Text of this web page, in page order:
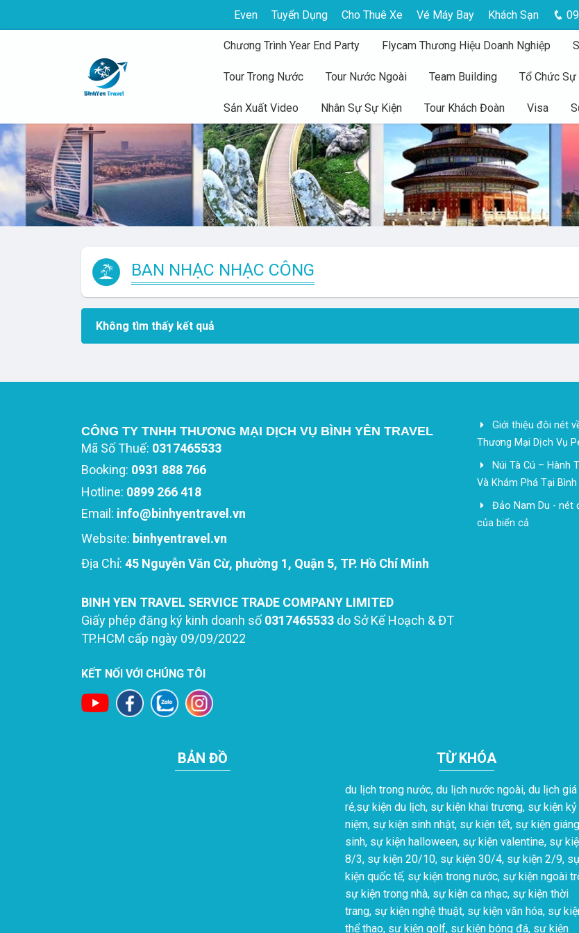
Even Tuyển Dụng Cho Thuê Xe Vé Máy Bay Khách Sạn
Chương Trình Year End Party Flycam Thương Hiệu Doanh Nghiệp
Tour Trong Nước Tour Nước Ngoài Team Building Tổ Chức Sự
Sản Xuất Video Nhân Sự Sự Kiện Tour Khách Đoàn Visa
BAN NHẠC NHẠC CÔNG
Không tìm thấy kết quả
CÔNG TY TNHH THƯƠNG MẠI DỊCH VỤ BÌNH YÊN TRAVEL
Mã Số Thuế: 0317465533
Booking: 0931 888 766
Hotline: 0899 266 418
Email: info@binhyentravel.vn
Website: binhyentravel.vn
Địa Chỉ: 45 Nguyễn Văn Cừ, phường 1, Quận 5, TP. Hồ Chí Minh
BINH YEN TRAVEL SERVICE TRADE COMPANY LIMITED
Giấy phép đăng ký kinh doanh số0317465533 do Sở Kế Hoạch & ĐT
TP.HCM cấp ngày 09/09/2022
KẾT NỐI VỚI CHÚNG TÔI
Giới thiệu đôi nét
Thương Mại Dịch Vụ
Núi Tà Cú – Hành
Và Khám Phá Tại
Đảo Nam Du - nét
của biển cả
BẢN ĐỒ TỪ KHÓA
du lịch trong nước, du lịch nước ngoài, du lịch giá
rẻ,sự kiện du lịch, sự kiện khai trương, sự kiện kỷ
niệm, sự kiện sinh nhật, sự kiện tết, sự kiện giáng
sinh, sự kiện halloween, sự kiện valentine, sự
8/3, sự kiện 20/10, sự kiện 30/4, sự kiện 2/9,
kiện quốc tế, sự kiện trong nước, sự kiện ngoài
sự kiện trong nhà, sự kiện ca nhạc, sự kiện thời
trang, sự kiện nghệ thuật, sự kiện văn hóa, sự
thể thao, sự kiện golf, sự kiện bóng đá, sự kiện